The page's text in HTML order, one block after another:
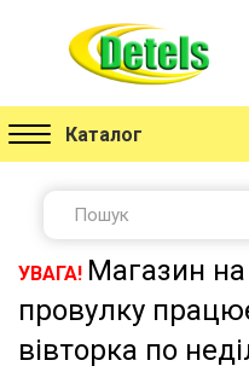
Каталог
УВАГА! Магазин
провулку
вівторка по